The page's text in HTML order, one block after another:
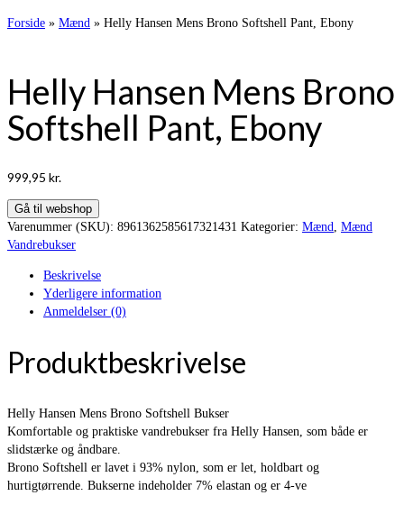
Forside » Mænd » Helly Hansen Mens Brono Softshell Pant, Ebony
Helly Hansen Mens Brono
Softshell Pant, Ebony
999,95 kr.
Gå til webshop
Varenummer (SKU): 8961362585617321431 Kategorier: Mænd
Mænd
Vandrebukser
Beskrivelse
Yderligere information
Anmeldelser (0)
Produktbeskrivelse
Helly Hansen Mens Brono Softshell Bukser
Komfortable og praktiske vandrebukser fra Helly Hansen, som både er
slidstærke og åndbare.
Brono Softshell er lavet i 93% nylon, som er let, holdbart og
hurtigtørrende. Bukserne indeholder 7% elastan og er 4-ve